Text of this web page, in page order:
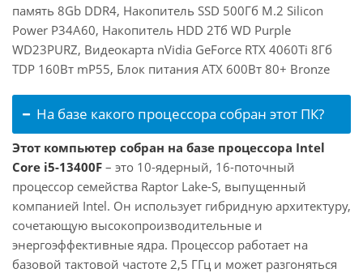
память 8Gb DDR4, Накопитель SSD 500Гб M.2 Silicon
Power P34A60, Накопитель HDD 2Тб WD Purple
WD23PURZ, Видеокарта nVidia GeForce RTX 4060Ti 8Гб
TDP 160Вт mP55, Блок питания ATX 600Вт 80+ Bronze
На базе какого процессора собран этот ПК?
Этот компьютер собран на базе процессора Intel
Core i5-13400F – это 10-ядерный, 16-поточный
процессор семейства Raptor Lake-S, выпущенный
компанией Intel. Он использует гибридную архитектуру,
сочетающую высокопроизводительные и
энергоэффективные ядра. Процессор работает на
базовой тактовой частоте 2,5 ГГц и может разгоняться